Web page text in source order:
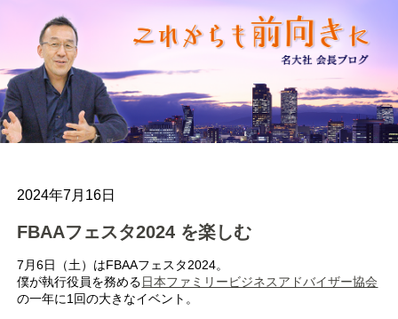
2024年7月16日
FBAAフェスタ2024 を楽しむ
7月6日（土）はFBAAフェスタ2024。
僕が執行役員を務める日本ファミリービジネスアドバイザー協会
の一年に1回の大きなイベント。